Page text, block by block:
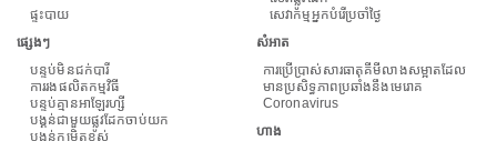
ផ្ទះបាយ
ផ្សេងៗ
បន្ទប់មិនជក់បារី
ការរងផលិតកម្មវិធី
បន្ទប់គ្មានអាឡែរហ្សី
បង្គន់ជាមួយផ្លូវដែកចាប់យក
បង្គន់កម្រិតខ្ពស់
សេវាកម្មអ្នកបំរើប្រចាំថ្ងៃ
សំអាត
ការប្រើប្រាស់សារធាតុគីមីលាងសម្អាតដែល
មានប្រសិទ្ធភាពប្រឆាំងនឹងមេរោគ
Coronavirus
ហាង